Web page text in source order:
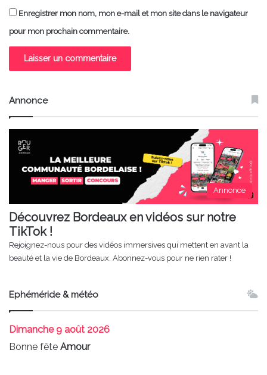
Enregistrer mon nom, mon e-mail et mon site dans le navigateur
pour mon prochain commentaire.
Annonce
Annonce
Découvrez Bordeaux en vidéos sur notre
TikTok !
Rejoignez-nous pour des vidéos immersives qui mettent en avant la
beauté et la vie de Bordeaux. Abonnez-vous pour ne rien rater !
Ephéméride & météo
Dimanche9 août 2026
Bonne fête Amour